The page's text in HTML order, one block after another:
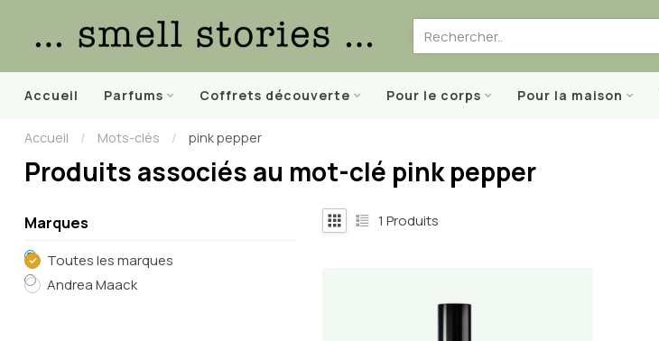
Accueil Parfums Coffrets découverte Pour le corps Pour la maison
Accueil / Mots-clés / pink pepper
Produits associés au mot-clé pink pepper
Marques
Toutes les marques
Andrea Maack
1 Produits